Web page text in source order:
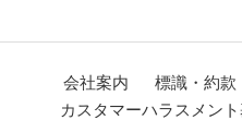
会社案内 標識・約款
カスタマーハラスメン